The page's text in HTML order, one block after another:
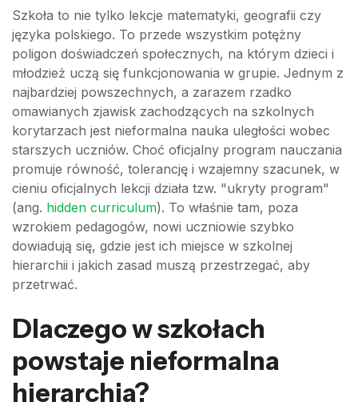
Szkoła to nie tylko lekcje matematyki, geografii czy
języka polskiego. To przede wszystkim potężny
poligon doświadczeń społecznych, na którym dzieci i
młodzież uczą się funkcjonowania w grupie. Jednym z
najbardziej powszechnych, a zarazem rzadko
omawianych zjawisk zachodzących na szkolnych
korytarzach jest nieformalna nauka uległości wobec
starszych uczniów. Choć oficjalny program nauczania
promuje równość, tolerancję i wzajemny szacunek, w
cieniu oficjalnych lekcji działa tzw. "ukryty program"
(ang. hidden curriculum). To właśnie tam, poza
wzrokiem pedagogów, nowi uczniowie szybko
dowiadują się, gdzie jest ich miejsce w szkolnej
hierarchii i jakich zasad muszą przestrzegać, aby
przetrwać.
Dlaczego w szkołach
powstaje nieformalna
hierarchia?